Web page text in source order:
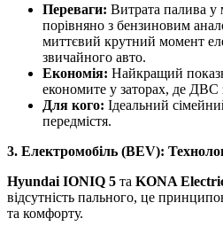
Переваги: Витрата палива у
порівняно з бензиновим
миттєвий крутний момент
звичайного авто.
Економія: Найкращий
економите у заторах, де ДВС
Для кого: Ідеальний
передмістя.
3. Електромобіль (BEV):
Hyundai IONIQ 5 та KONA
відсутність пального, це
та комфорту.